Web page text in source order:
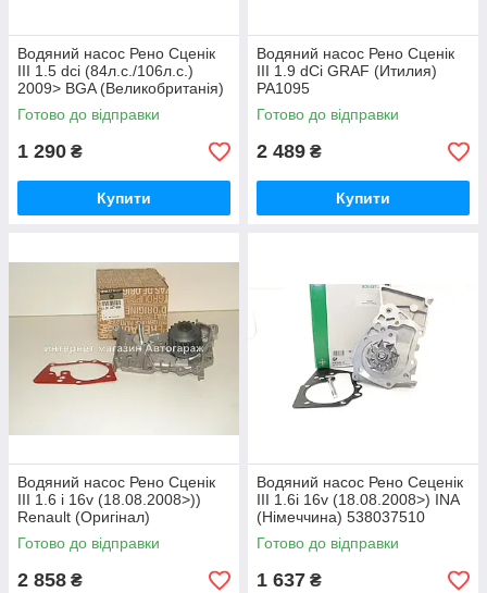
Водяний насос Рено Сценік
III 1.5 dci (84л.с./106л.с.)
2009> BGA (Великобританія)
CP4264E
Готово до відправки
1 290 ₴
Купити
Водяний насос Рено Сценік
III 1.9 dCi GRAF (Итилия)
PA1095
Готово до відправки
2 489 ₴
Купити
Водяний насос Рено Сценік
III 1.6 i 16v (18.08.2008>))
Renault (Оригінал)
210100753R
Готово до відправки
2 858 ₴
Водяний насос Рено Сеценік
III 1.6i 16v (18.08.2008>) INA
(Німеччина) 538037510
Готово до відправки
1 637 ₴